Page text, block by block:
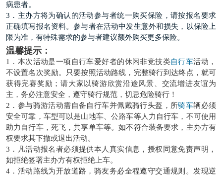
病患者。
3．主办方将为确认的活动参与者统一购买保险，请按报名要求
正确填写报名资料。参与者在活动中发生意外和损失，以保险上
限为准，有特殊需求的参与者建议额外购买更多保险。
温馨提示：
1．本次活动是一项自行车爱好者的休闲非竞技类自行车活动，
不设置名次奖励。只要按照活动路线，完整骑行到达终点，就可
获得完赛奖励；请大家以骑游欣赏沿途风景、交流增进友谊为
主，务必注意安全，遵守骑行规范，切忌危险骑行！
2．参与骑游活动需自备自行车并佩戴骑行头盔，所骑车辆必须
安全可靠，车型可以是山地车、公路车等人力自行车，不可使用
助力自行车，死飞，共享单车等。如不符合装备要求，主办方有
权要求其下撤或退出活动。
3．凡活动报名者必须提供本人真实信息，授权同意免责声明，
如拒绝签署主办方有权拒绝上车。
4．活动路线为开放道路，骑友务必全程遵守交通规则。发现逆